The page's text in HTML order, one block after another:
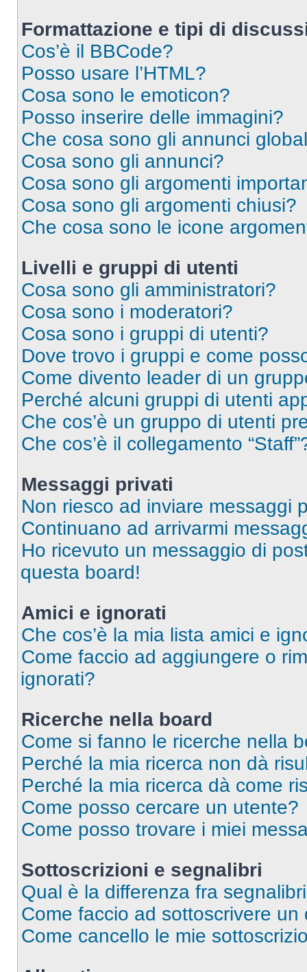
Formattazione e tipi di
Cos’è il BBCode?
Posso usare l’HTML?
Cosa sono le emoticon?
Posso inserire delle immagini?
Che cosa sono gli annunci
Cosa sono gli annunci?
Cosa sono gli argomenti
Cosa sono gli argomenti chiusi?
Che cosa sono le icone
Livelli e gruppi di utenti
Cosa sono gli amministratori?
Cosa sono i moderatori?
Cosa sono i gruppi di utenti?
Dove trovo i gruppi e come
Come divento leader di un
Perché alcuni gruppi di utenti
Che cos’è un gruppo di utenti
Che cos’è il collegamento
Messaggi privati
Non riesco ad inviare messaggi
Continuano ad arrivarmi
Ho ricevuto un messaggio di
questa board!
Amici e ignorati
Che cos’è la mia lista amici e
Come faccio ad aggiungere o
ignorati?
Ricerche nella board
Come si fanno le ricerche nella
Perché la mia ricerca non dà
Perché la mia ricerca dà come
Come posso cercare un utente?
Come posso trovare i miei
Sottoscrizioni e segnalibri
Qual è la differenza fra
Come faccio ad sottoscrivere
Come cancello le mie